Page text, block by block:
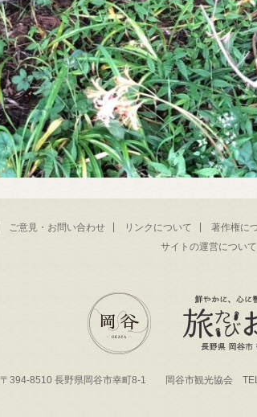
ご意見・お問い合わせ リンクについて 著作権に
サイトの運営について
〒394-8510 長野県岡谷市幸町8-1 岡谷市観光協会